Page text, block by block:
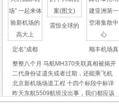
定名“成都
震惊全球的
顺丰机场真
整整八个月 马航MH370失联真相被揭开
二代身份证遗失或者过期，还能乘飞机
北京新机场场道工程 十四个标段中标详
昨天东航5509航班没出事，我们都应该
上海虹桥、浦东机场外币兑换点位置介